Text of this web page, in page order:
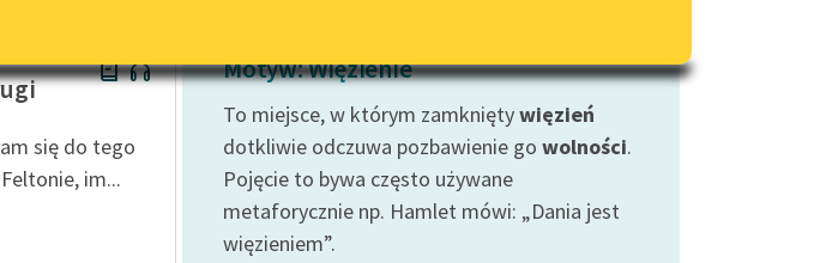
szkolnych i
dla
z
wrażliwych
Deklaracja dostępności
się do tego
im...
Motyw: Więzienie
To miejsce, w którym zamkniętywięzień
dotkliwie odczuwa pozbawienie go wolności.
Pojęcie to bywa często używane
metaforycznie np. Hamlet mówi: „Dania jest
więzieniem”.